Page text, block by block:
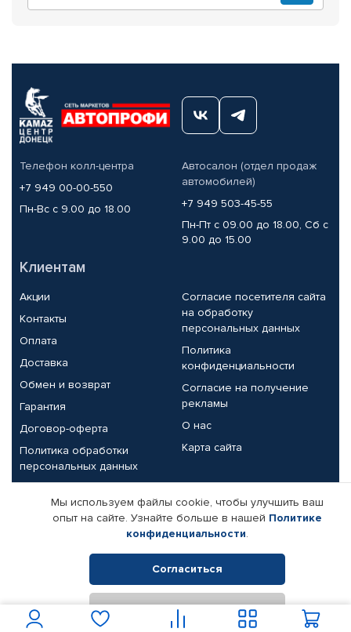
Телефон колл-центра
+7 949 00-00-550
Пн-Вс с 9.00 до 18.00
Автосалон (отдел продаж
автомобилей)
+7 949 503-45-55
Пн-Пт с 09.00 до 18.00, Сб с
9.00 до 15.00
Клиентам
Акции
Контакты
Оплата
Доставка
Обмен и возврат
Гарантия
Договор-оферта
Политика обработки
персональных данных
Согласие посетителя сайта
на обработку
персональных данных
Политика
конфиденциальности
Согласие на получение
рекламы
О нас
Карта сайта
Партнерам
Корпоративным клиентам
Поставщикам
Реквизиты компании
© КАМАЗ ЦЕНТР ДОНЕЦК, 2015-2026. Все права защищены.
Интернет-магазин автомобильных товаров Автопрофи.
Мы используем файлы cookie, чтобы улучшить ваш
опыт на сайте. Узнайте больше в нашей Политике
конфиденциальности.
Согласиться
Отклонить